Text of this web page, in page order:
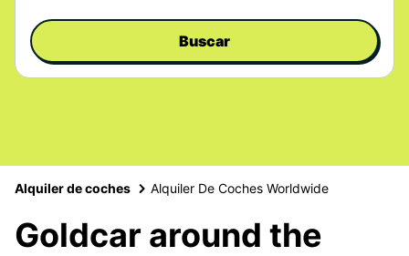
Buscar
Alquiler de coches Alquiler De Coches Worldwide
Goldcar around the